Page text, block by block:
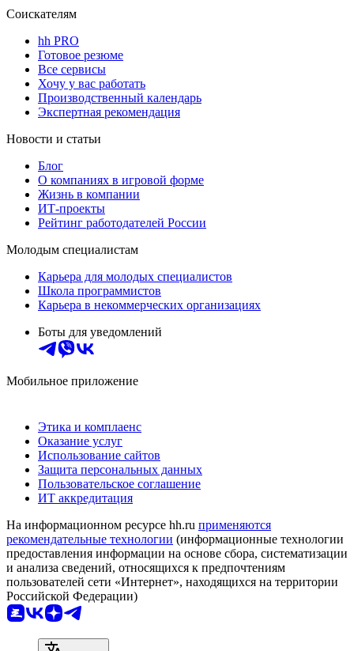
Соискателям
hh PRO
Готовое резюме
Все сервисы
Хочу у вас работать
Производственный календарь
Экспертная рекомендация
Новости и статьи
Блог
О компаниях в игровой форме
Жизнь в компании
ИТ-проекты
Рейтинг работодателей России
Молодым специалистам
Карьера для молодых специалистов
Школа программистов
Карьера в некоммерческих организациях
Боты для уведомлений
Мобильное приложение
Этика и комплаенс
Оказание услуг
Использование сайтов
Защита персональных данных
Пользовательское соглашение
ИТ аккредитация
На информационном ресурсе hh.ru применяются
рекомендательные технологии (информационные технологии
предоставления информации на основе сбора, систематизации
и анализа сведений, относящихся к предпочтениям
пользователей сети «Интернет», находящихся на территории
Российской Федерации)